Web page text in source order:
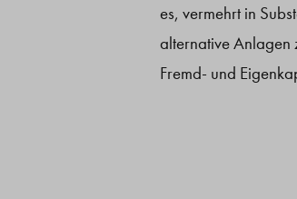
es, vermehrt in
alternative Anlagen
Fremd- und
Finanzierungen
aufgrund ihres